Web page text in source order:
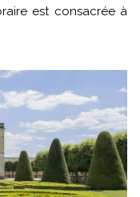
est consacrée à